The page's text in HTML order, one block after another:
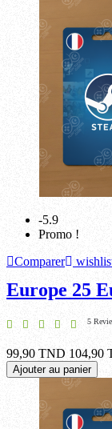
-5.9
Promo !
Comparer
Europe 25
5
99,90 TND 104,90
Ajouter au panier